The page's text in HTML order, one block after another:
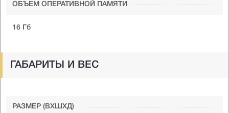
ОБЪЕМ ОПЕРАТИВНОЙ ПАМЯТИ
16 Гб
ГАБАРИТЫ И ВЕС
РАЗМЕР (ВXШXД)